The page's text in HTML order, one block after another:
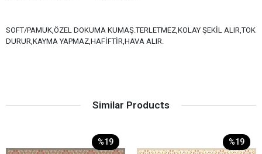
SOFT/PAMUK,ÖZEL DOKUMA KUMAŞ.TERLETMEZ,KOLAY ŞEKİL ALIR,TOK
DURUR,KAYMA YAPMAZ,HAFİFTİR,HAVA ALIR.
Similar Products
%19 %19